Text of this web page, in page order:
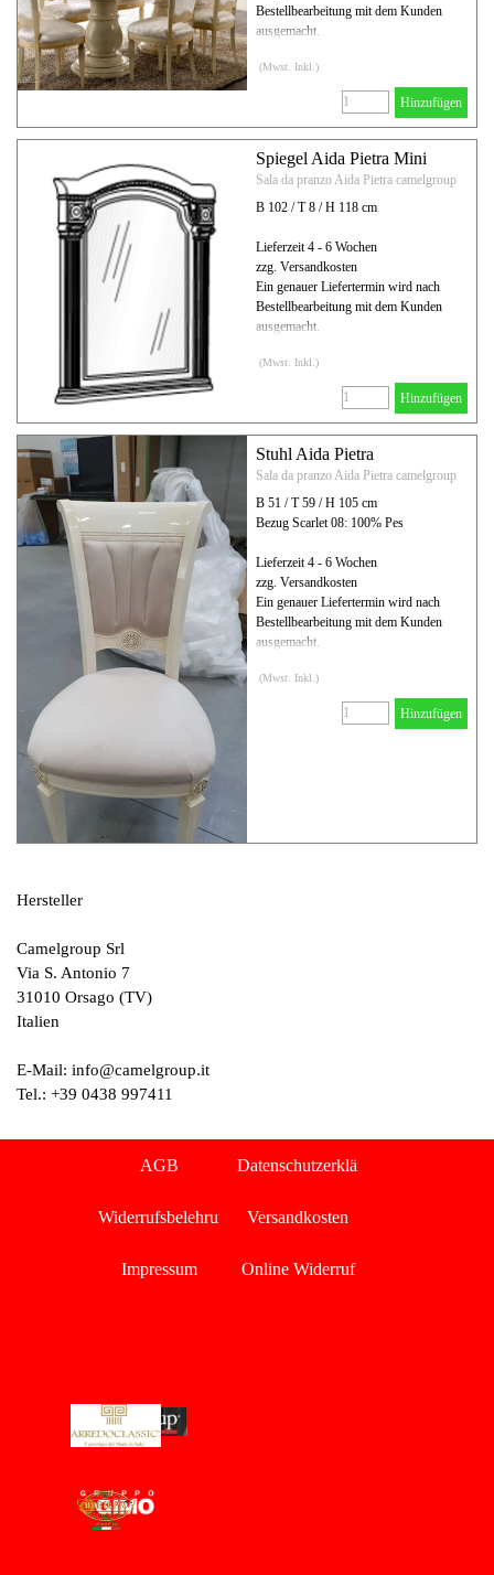
Bestellbearbeitung mit dem Kunden
ausgemacht.
(Mwst. Inkl.)
Hinzufügen
Spiegel Aida Pietra Mini
Sala da pranzo Aida Pietra camelgroup
B 102 / T 8 / H 118 cm
Lieferzeit 4 - 6 Wochen
zzg. Versandkosten
Ein genauer Liefertermin wird nach
Bestellbearbeitung mit dem Kunden
ausgemacht.
(Mwst. Inkl.)
Hinzufügen
Stuhl Aida Pietra
Sala da pranzo Aida Pietra camelgroup
B 51 / T 59 / H 105 cm
Bezug Scarlet 08: 100% Pes
Lieferzeit 4 - 6 Wochen
zzg. Versandkosten
Ein genauer Liefertermin wird nach
Bestellbearbeitung mit dem Kunden
ausgemacht.
(Mwst. Inkl.)
Hinzufügen
Hersteller
Camelgroup Srl
Via S. Antonio 7
31010 Orsago (TV)
Italien
E-Mail: info@camelgroup.it
Tel.: +39 0438 997411
Menü überspringen
AGB Datenschutzerklärung
Widerrufsbelehrung Versandkosten
Impressum Online Widerruf